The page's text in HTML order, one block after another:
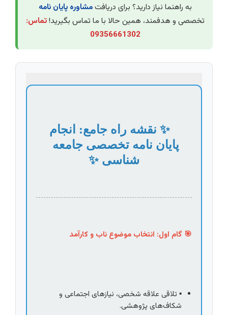
به راهنما نیاز دارید؟ برای دریافتمشاوره پایان نامه
تخصصی و هدفمند، همین حالا با ما تماس بگیرید!تماس:
09356661302
شناسی ✨
🎯 گام اول: انتخاب موضوع ناب و کارآمد
شکاف‌های پژوهشی.